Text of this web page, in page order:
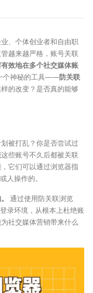
、个体创业者和自由职
越来越严格，账号关联
效地在多个社交媒体账
个神秘的工具——防关联
的改变？是否真的能够
被打乱？你是否尝试过
些账号不久后都被关联
它们可以通过浏览器指
人操作的。
通过使用防关联浏览
录环境，从根本上杜绝账
社交媒体营销带来什么